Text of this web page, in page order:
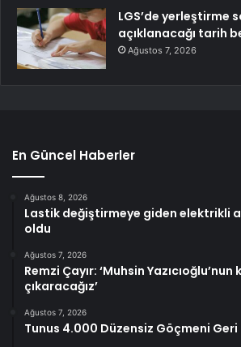
LGS’de yerleştirme
açıklanacağı tarih
Ağustos 7, 2026
En Güncel Haberler
Ağustos 8, 2026
Lastik değiştirmeye giden elektrikli
oldu
Ağustos 7, 2026
Remzi Çayır: ‘Muhsin
çıkaracağız’
Ağustos 7, 2026
Tunus 4.000 Düzensiz Göçmeni